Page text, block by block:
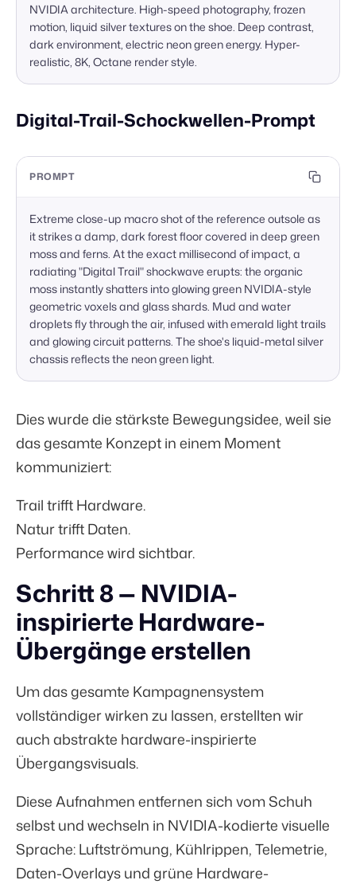
NVIDIA architecture. High-speed photography, frozen
motion, liquid silver textures on the shoe. Deep contrast,
dark environment, electric neon green energy. Hyper-
realistic, 8K, Octane render style.
Digital-Trail-Schockwellen-Prompt
PROMPT
Extreme close-up macro shot of the reference outsole as
it strikes a damp, dark forest floor covered in deep green
moss and ferns. At the exact millisecond of impact, a
radiating "Digital Trail" shockwave erupts: the organic
moss instantly shatters into glowing green NVIDIA-style
geometric voxels and glass shards. Mud and water
droplets fly through the air, infused with emerald light trails
and glowing circuit patterns. The shoe's liquid-metal silver
chassis reflects the neon green light.
Dies wurde die stärkste Bewegungsidee, weil sie
das gesamte Konzept in einem Moment
kommuniziert:
Trail trifft Hardware.
Natur trifft Daten.
Performance wird sichtbar.
Schritt 8 — NVIDIA-
inspirierte Hardware-
Übergänge erstellen
Um das gesamte Kampagnensystem
vollständiger wirken zu lassen, erstellten wir
auch abstrakte hardware-inspirierte
Übergangsvisuals.
Diese Aufnahmen entfernen sich vom Schuh
selbst und wechseln in NVIDIA-kodierte visuelle
Sprache: Luftströmung, Kühlrippen, Telemetrie,
Daten-Overlays und grüne Hardware-